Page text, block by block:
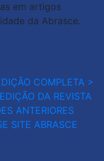
em artigos
da Abrasce.
COMPLETA >
DA REVISTA
ANTERIORES
SITE ABRASCE